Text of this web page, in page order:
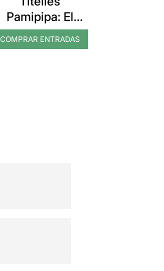
Pamipipa: El
gegant del pi
COMPRAR ENTRADAS